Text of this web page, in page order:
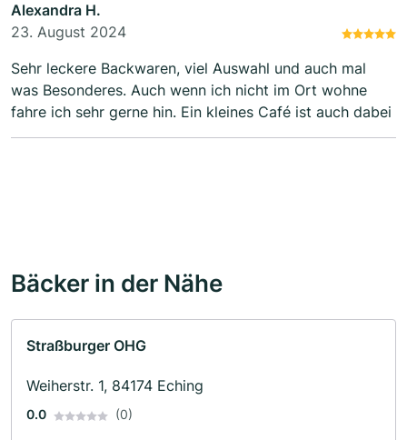
Alexandra H.
23. August 2024
Sehr leckere Backwaren, viel Auswahl und auch mal
was Besonderes. Auch wenn ich nicht im Ort wohne
fahre ich sehr gerne hin. Ein kleines Café ist auch dabei
Bäcker in der Nähe
Straßburger OHG
Weiherstr. 1, 84174 Eching
0.0 (0)